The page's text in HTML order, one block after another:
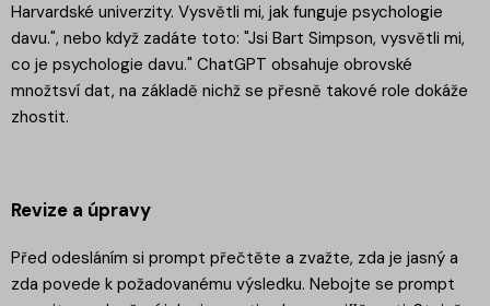
Harvardské univerzity. Vysvětli mi, jak funguje psychologie
davu.", nebo když zadáte toto: "Jsi Bart Simpson, vysvětli mi,
co je psychologie davu." ChatGPT obsahuje obrovské
množtsví dat, na základě nichž se přesně takové role dokáže
zhostit.
Revize a úpravy
Před odesláním si prompt přečtěte a zvažte, zda je jasný a
zda povede k požadovanému výsledku. Nebojte se prompt